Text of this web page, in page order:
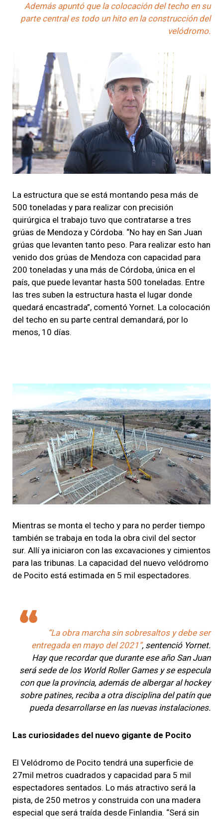
Además apuntó que la colocación del techo en su
parte central es todo un hito en la construcción del
velódromo.
La estructura que se está montando pesa más de
500 toneladas y para realizar con precisión
quirúrgica el trabajo tuvo que contratarse a tres
grúas de Mendoza y Córdoba. “No hay en San Juan
grúas que levanten tanto peso. Para realizar esto han
venido dos grúas de Mendoza con capacidad para
200 toneladas y una más de Córdoba, única en el
país, que puede levantar hasta 500 toneladas. Entre
las tres suben la estructura hasta el lugar donde
quedará encastrada”, comentó Yornet. La colocación
del techo en su parte central demandará, por lo
menos, 10 días.
Mientras se monta el techo y para no perder tiempo
también se trabaja en toda la obra civil del sector
sur. Allí ya iniciaron con las excavaciones y cimientos
para las tribunas. La capacidad del nuevo velódromo
de Pocito está estimada en 5 mil espectadores.
“La obra marcha sin sobresaltos y debe ser
entregada en mayo del 2021”, sentenció Yornet.
Hay que recordar que durante ese año San Juan
será sede de los World Roller Games y se especula
con que la provincia, además de albergar al hockey
sobre patines, reciba a otra disciplina del patín que
pueda desarrollarse en las nuevas instalaciones.
Las curiosidades del nuevo gigante de Pocito
El Velódromo de Pocito tendrá una superficie de
27mil metros cuadrados y capacidad para 5 mil
espectadores sentados. Lo más atractivo será la
pista, de 250 metros y construida con una madera
especial que será traída desde Finlandia. “Será sin